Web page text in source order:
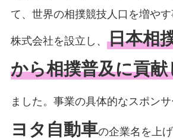
て、世界の相撲競技人口を増や
株式会社を設立し、 日本相
から相撲普及に貢
ました。事業の具体的なスポン
ヨタ自動車の企業名を上